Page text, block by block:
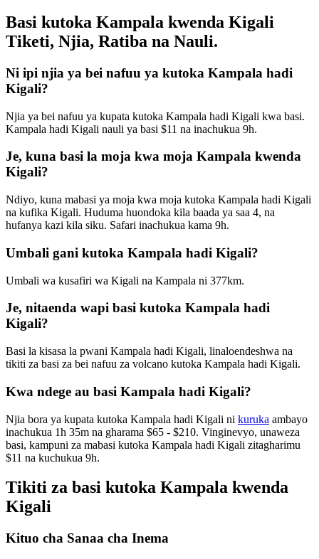
Basi kutoka Kampala kwenda Kigali
Tiketi, Njia, Ratiba na Nauli.
Ni ipi njia ya bei nafuu ya kutoka Kampala hadi
Kigali?
Njia ya bei nafuu ya kupata kutoka Kampala hadi Kigali kwa basi.
Kampala hadi Kigali nauli ya basi $11 na inachukua 9h.
Je, kuna basi la moja kwa moja Kampala kwenda
Kigali?
Ndiyo, kuna mabasi ya moja kwa moja kutoka Kampala hadi Kigali
na kufika Kigali. Huduma huondoka kila baada ya saa 4, na
hufanya kazi kila siku. Safari inachukua kama 9h.
Umbali gani kutoka Kampala hadi Kigali?
Umbali wa kusafiri wa Kigali na Kampala ni 377km.
Je, nitaenda wapi basi kutoka Kampala hadi
Kigali?
Basi la kisasa la pwani Kampala hadi Kigali, linaloendeshwa na
tikiti za basi za bei nafuu za volcano kutoka Kampala hadi Kigali.
Kwa ndege au basi Kampala hadi Kigali?
Njia bora ya kupata kutoka Kampala hadi Kigali ni kuruka ambayo
inachukua 1h 35m na gharama $65 - $210. Vinginevyo, unaweza
basi, kampuni za mabasi kutoka Kampala hadi Kigali zitagharimu
$11 na kuchukua 9h.
Tikiti za basi kutoka Kampala kwenda
Kigali
Kituo cha Sanaa cha Inema